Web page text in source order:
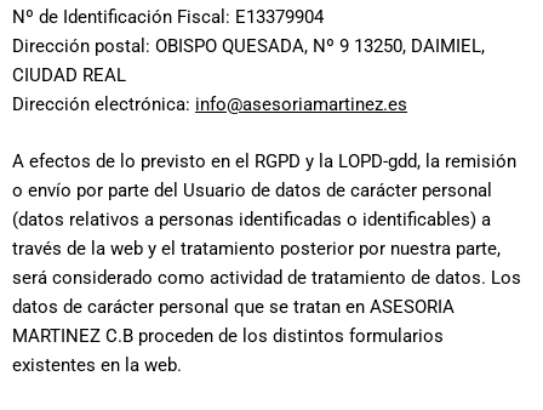
Nº de Identificación Fiscal: E13379904
Dirección postal: OBISPO QUESADA, Nº 9 13250, DAIMIEL,
CIUDAD REAL
Dirección electrónica: info@asesoriamartinez.es
A efectos de lo previsto en el RGPD y la LOPD-gdd, la remisión
o envío por parte del Usuario de datos de carácter personal
(datos relativos a personas identificadas o identificables) a
través de la web y el tratamiento posterior por nuestra parte,
será considerado como actividad de tratamiento de datos. Los
datos de carácter personal que se tratan en ASESORIA
MARTINEZ C.B proceden de los distintos formularios
existentes en la web.